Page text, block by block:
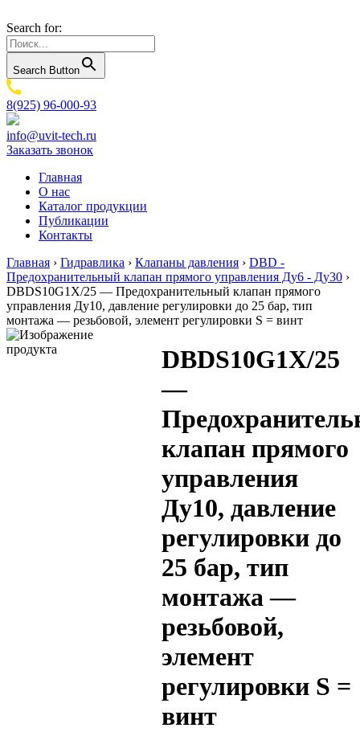
Search for:
Search Button
8(925) 96-000-93
info@uvit-tech.ru
Заказать звонок
Главная
О нас
Каталог продукции
Публикации
Контакты
Главная › Гидравлика › Клапаны давления › DBD -
Предохранительный клапан прямого управления Ду6 - Ду30 ›
DBDS10G1X/25 — Предохранительный клапан прямого
управления Ду10, давление регулировки до 25 бар, тип
монтажа — резьбовой, элемент регулировки S = винт
DBDS10G1X/25
—
клапан прямого
управления
Ду10, давление
регулировки до
25 бар, тип
монтажа —
резьбовой,
элемент
регулировки S =
винт